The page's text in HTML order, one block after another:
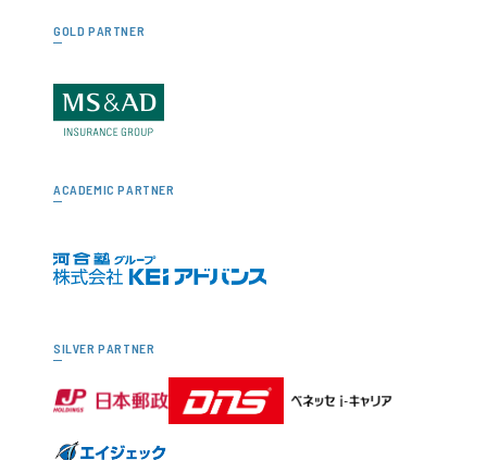
GOLD PARTNER
ACADEMIC PARTNER
SILVER PARTNER